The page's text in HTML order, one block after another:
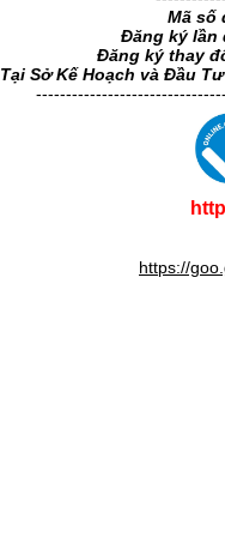
Mã số
Đăng ký lần
Đăng ký thay
Tại Sở Kế Hoạch và Đầu
https://